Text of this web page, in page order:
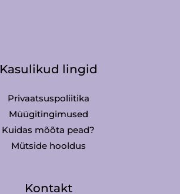
Kasulikud lingid
Privaatsuspoliitika
Müügitingimused
Kuidas mõõta pead?
Mütside hooldus
Kontakt